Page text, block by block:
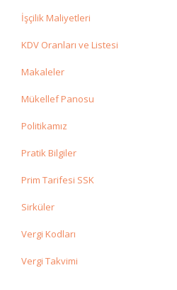
İşçilik Maliyetleri
KDV Oranları ve Listesi
Makaleler
Mükellef Panosu
Politikamız
Pratik Bilgiler
Prim Tarifesi SSK
Sirküler
Vergi Kodları
Vergi Takvimi